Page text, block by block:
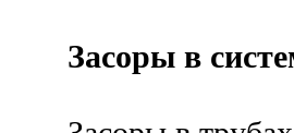
Засоры в